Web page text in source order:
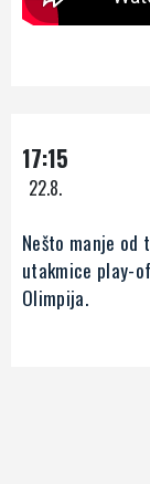
17:15
22.8.
Nešto manje
utakmice play-
Olimpija.